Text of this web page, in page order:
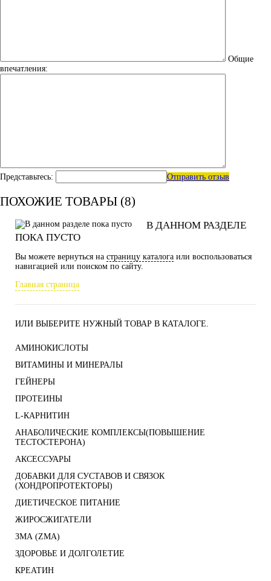
Общие
впечатления:
Представьтесь: Отправить отзыв
ПОХОЖИЕ ТОВАРЫ (8)
В ДАННОМ РАЗДЕЛЕ
ПОКА ПУСТО
Вы можете вернуться на страницу каталога или воспользоваться
навигацией или поиском по сайту.
Главная страница
ИЛИ ВЫБЕРИТЕ НУЖНЫЙ ТОВАР В КАТАЛОГЕ.
АМИНОКИСЛОТЫ
ВИТАМИНЫ И МИНЕРАЛЫ
ГЕЙНЕРЫ
ПРОТЕИНЫ
L-КАРНИТИН
АНАБОЛИЧЕСКИЕ КОМПЛЕКСЫ(ПОВЫШЕНИЕ
ТЕСТОСТЕРОНА)
АКСЕССУАРЫ
ДОБАВКИ ДЛЯ СУСТАВОВ И СВЯЗОК
(ХОНДРОПРОТЕКТОРЫ)
ДИЕТИЧЕСКОЕ ПИТАНИЕ
ЖИРОСЖИГАТЕЛИ
ЗМА (ZMA)
ЗДОРОВЬЕ И ДОЛГОЛЕТИЕ
КРЕАТИН